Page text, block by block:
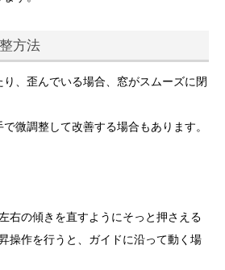
方法
、歪んでいる場合、窓がスムーズに閉
微調整して改善する場合もあります。
右の傾きを直すようにそっと押さえる
操作を行うと、ガイドに沿って動く場